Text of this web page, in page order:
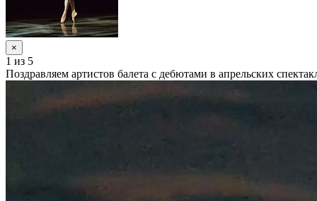
×
1 из 5
Поздравляем артистов балета с дебютами в апрельских